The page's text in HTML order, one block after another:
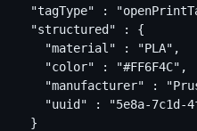
"tagType" :
  "structured" : {
    "material" : "PLA",
    "color" : "#FF6F4C",
"manufacturer" :
"uuid" : "5e8a-7c1d-
  }